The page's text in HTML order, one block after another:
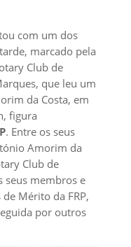
com um dos
marcado pela
Club de
que leu um
da Costa, em
figura
. Entre os seus
Amorim da
Club de
seus membros e
Mérito da FRP,
por outros